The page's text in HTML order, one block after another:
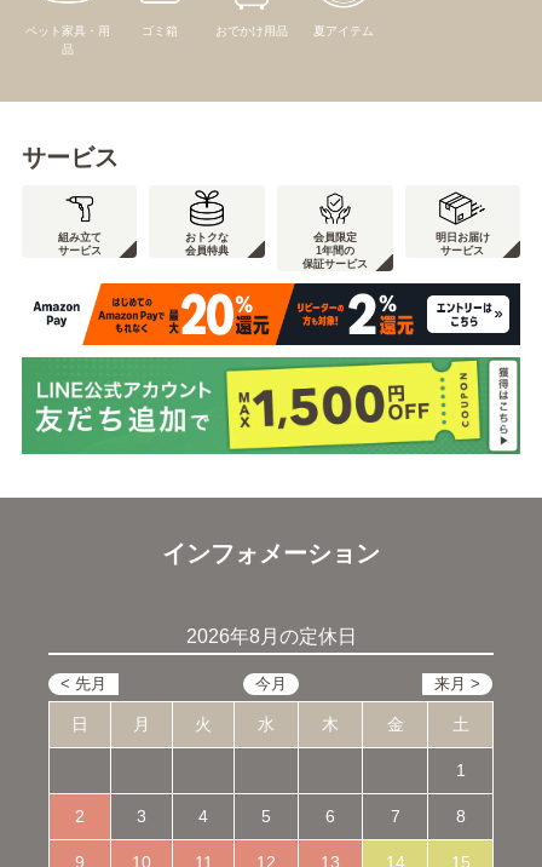
ペット家具・用
品
ゴミ箱 おでかけ用品 夏アイテム
サービス
組み立て
サービス
おトクな
会員特典
会員限定
1年間の
保証サービス
明日お届け
サービス
インフォメーション
2026年8月の定休日
日 月 火 水 木 金 土
1
2 3 4 5 6 7 8
9 10 11 12 13 14 15